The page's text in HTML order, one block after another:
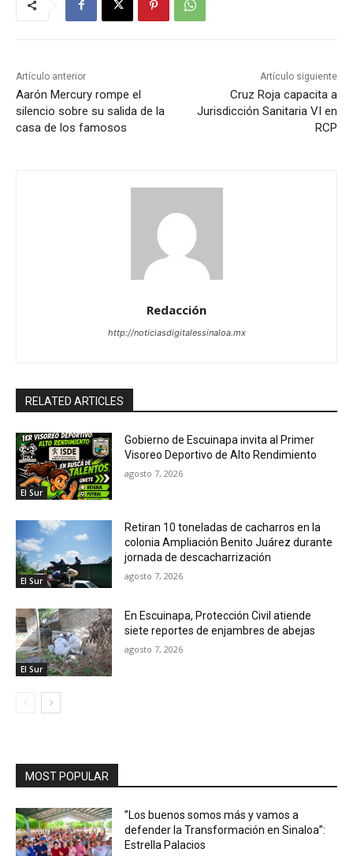
Artículo anterior
Aarón Mercury rompe el
silencio sobre su salida de la
casa de los famosos
Artículo siguiente
Cruz Roja capacita a
Jurisdicción Sanitaria VI en
RCP
Redacción
http://noticiasdigitalessinaloa.mx
RELATED ARTICLES
El Sur
Gobierno de Escuinapa invita al Primer
Visoreo Deportivo de Alto Rendimiento
agosto 7, 2026
El Sur
Retiran 10 toneladas de cacharros en la
colonia Ampliación Benito Juárez durante
jornada de descacharrización
agosto 7, 2026
El Sur
En Escuinapa, Protección Civil atiende
siete reportes de enjambres de abejas
agosto 7, 2026
MOST POPULAR
”Los buenos somos más y vamos a
defender la Transformación en Sinaloa”:
Estrella Palacios